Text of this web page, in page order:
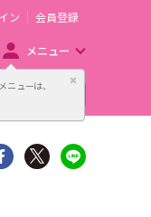
ューは、
閉じる
ン 会員登録
メニュー
売サービス
シェア Twitter